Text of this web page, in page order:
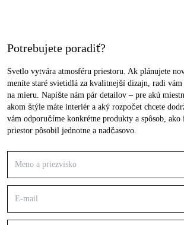
Potrebujete poradiť?
Svetlo vytvára atmosféru priestoru. Ak plánujete
meníte staré svietidlá za kvalitnejší dizajn, radi
na mieru. Napíšte nám pár detailov – pre akú
akom štýle máte interiér a aký rozpočet chcete
vám odporučíme konkrétne produkty a spôsob,
priestor pôsobil jednotne a nadčasovo.